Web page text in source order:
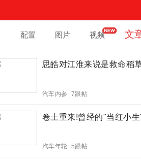
配置 图片 视频 文
思皓对江淮来说是救命稻
汽车内参 7跟帖
卷土重来!曾经的"当红小
汽车年轮 5跟帖